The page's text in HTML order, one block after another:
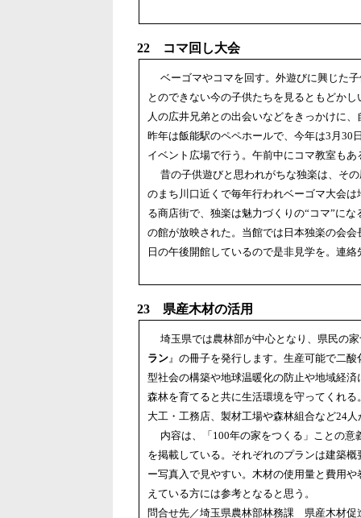
22 コマ回し大会
ベーゴマやコマを回す。外遊びに興じた
とのできない今の子供たちを見るともどか
人の広井兄弟との出会いなどをきっかけに
昨年は飯能駅のペペホールで、今年は3月30
イベント広場で行う。午前中にコマ教室も
昔の子供遊びと思われがちな独楽は、そ
のまち川口近くで毎年行われベーゴマ大会
る商店街で、独楽は魅力づくりの“コマ”に
の館が放映された。当館では日本独楽の会
日の午後開館しているので是非見学を。連絡
23 県産木材の活用
埼玉県では農林部が中心となり、県民の
ラン』の冊子を発行します。生産可能で二
型社会の構築や地球温暖化の防止や地域経
森林を育てると共に生活環境を守ってくれ
大工・工務店、製材工場や森林組合など24
内容は、「100年の家をつくる」ことの意
を掲載している。それぞれのプランは建築
ー写真入で見やすい。木材の使用量と費用
えている方には参考となると思う。
問合せ先／埼玉県農林部林務課 県産木材促